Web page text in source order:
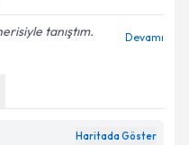
tanıştım.
Devamı
Haritada Göster